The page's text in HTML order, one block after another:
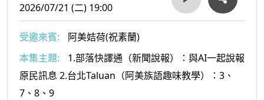
2026/07/21 (二) 19:00
受邀來賓:
阿美姞荷(祝素蘭)
本集主題:
1.部落快譯通（新聞說報）：與AI一起說報
原民訊息 2.台北Taluan（阿美族語趣味教學）：3、
7、8、9